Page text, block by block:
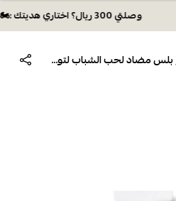
وصلتي 300 ريال؟ اختاري هديتك :🏍 شحن مجاني بكود N28 أو 💸خصم بكود EID26
مرطب ملون ايفاكلار دو بلس مضاد لحب الشباب لتوحيد لون البشرة من لاروش بوزيه 40 مل